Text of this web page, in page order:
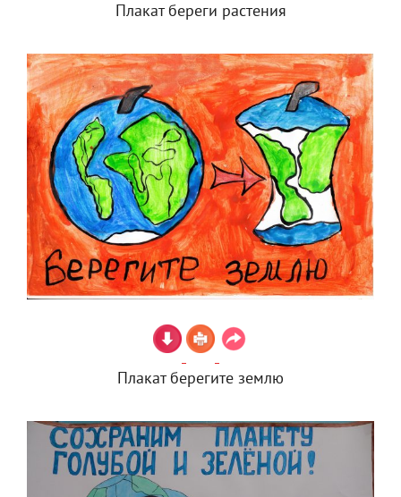
Плакат береги растения
Плакат берегите землю